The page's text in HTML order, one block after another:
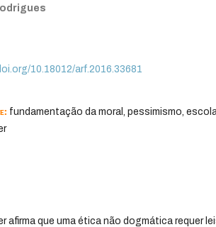
10.18012/arf.2016.33681
fundamentação da moral, pessimismo,
afirma que uma ética não dogmática requer